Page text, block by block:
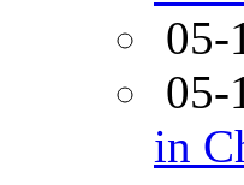
05-
05-
in